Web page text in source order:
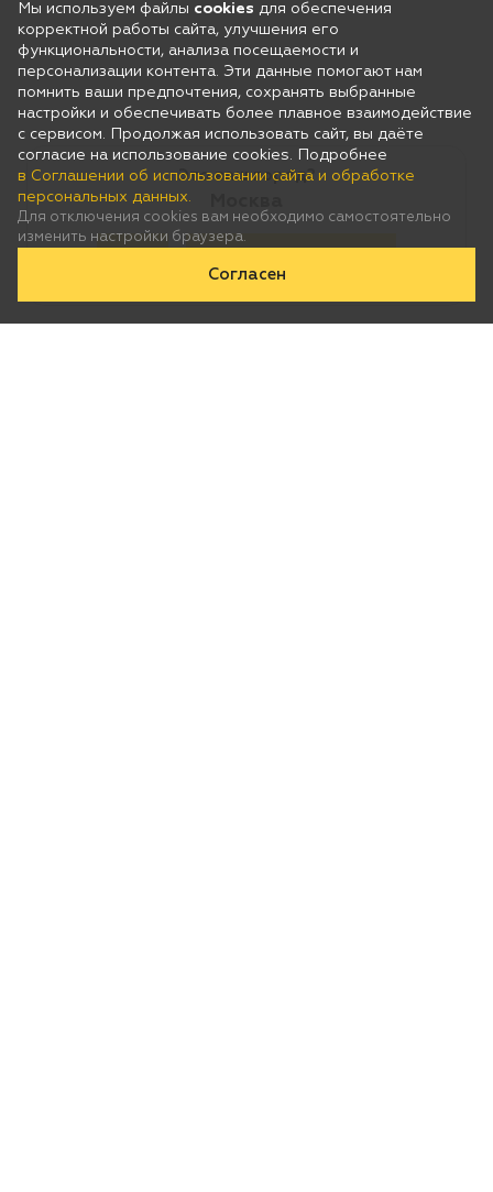
Это ваш город?
Мы используем файлы cookies для обеспечения
корректной работы сайта, улучшения его
функциональности, анализа посещаемости и
персонализации контента. Эти данные помогают нам
помнить ваши предпочтения, сохранять выбранные
настройки и обеспечивать более плавное взаимодействие
с сервисом. Продолжая использовать сайт, вы даёте
согласие на использование cookies. Подробнее
в Соглашении об использовании сайта и обработке
персональных данных.
Для отключения cookies вам необходимо самостоятельно
изменить настройки браузера.
Согласен